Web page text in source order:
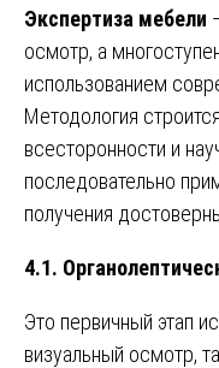
Экспертиза мебели
осмотр, а
использованием
Методология
всесторонности и
последовательно
получения
4.1.
Это первичный этап
визуальный осмотр,